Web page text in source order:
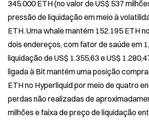
345.000 ETH (no valor de US$ 537
pressão de liquidação em meio à
ETH. Uma whale mantém 152.195 ETH
dois endereços, com fator de saúde em
liquidação de US$ 1.355,63 e US$
ligada à Bit mantém uma posição
ETH no Hyperliquid por meio de quatro
perdas não realizadas de
milhões e faixa de preço de liquidação